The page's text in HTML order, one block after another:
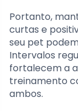
Portanto,
curtas e
seu pet
Intervalos
fortalecem a
treinamento
ambos.